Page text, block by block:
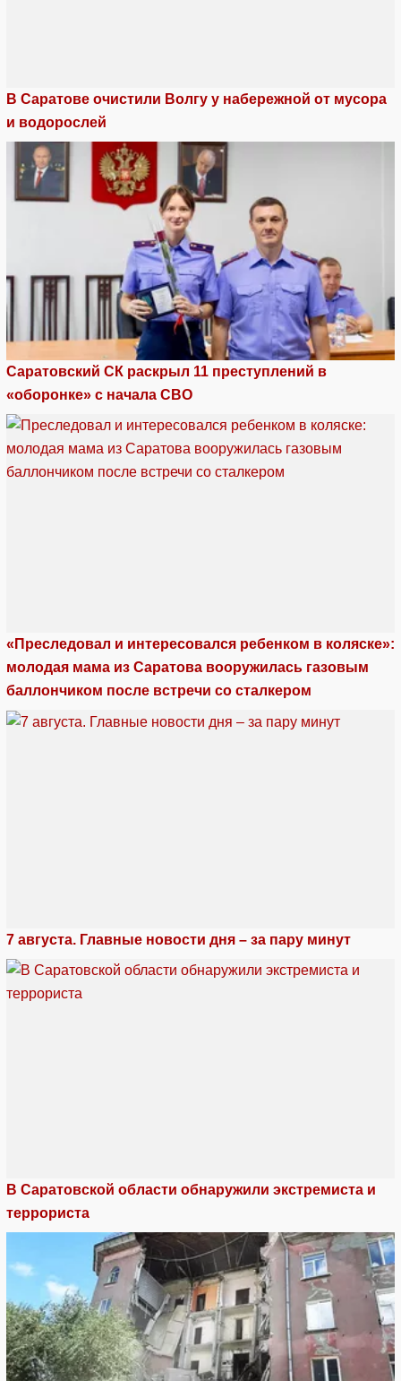
В Саратове очистили Волгу у набережной от мусора
и водорослей
Саратовский СК раскрыл 11 преступлений в
«оборонке» с начала СВО
«Преследовал и интересовался ребенком в коляске»:
молодая мама из Саратова вооружилась газовым
баллончиком после встречи со сталкером
7 августа. Главные новости дня – за пару минут
В Саратовской области обнаружили экстремиста и
террориста